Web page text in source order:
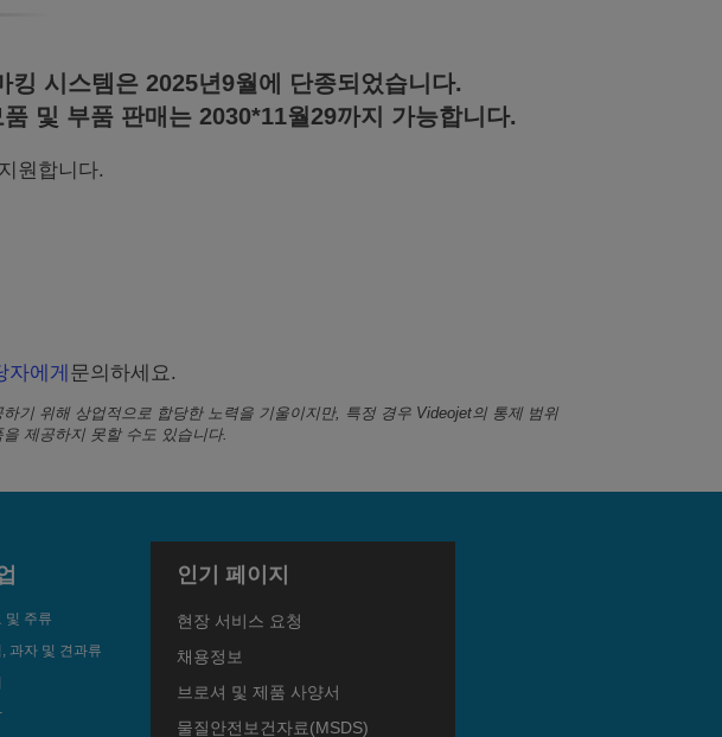
시스템은 2025년9월에 단종되었습니다.
및 부품 판매는 2030*11월29까지 가능합니다.
원합니다.
에게 문의하세요.
기 위해 상업적으로 합당한 노력을 기울이지만, 특정 경우 Videojet의 통제 범위
제공하지 못할 수도 있습니다.
및 주류
과자 및 견과류
인기 페이지
현장 서비스 요청
채용정보
브로셔 및 제품 사양서
물질안전보건자료(MSDS)